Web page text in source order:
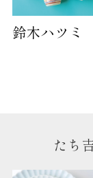
鈴木ハツミ
たち